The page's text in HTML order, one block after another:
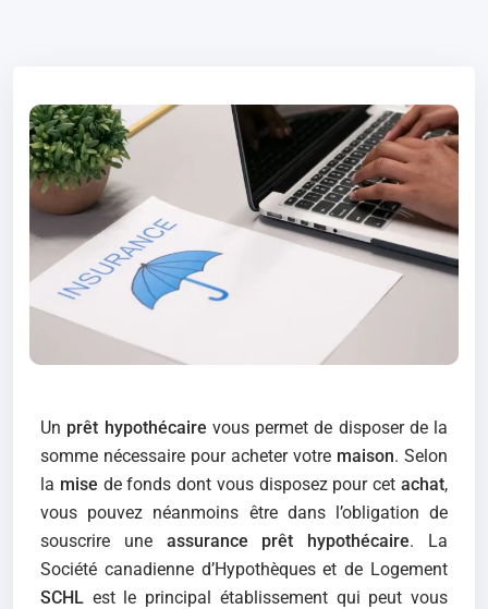
Un prêt hypothécaire vous permet de disposer de la
somme nécessaire pour acheter votre maison. Selon
la mise de fonds dont vous disposez pour cetachat,
vous pouvez néanmoins être dans l’obligation de
souscrire une assurance prêt hypothécaire. La
Société canadienne d’Hypothèques et de Logement
SCHL est le principal établissement qui peut vous